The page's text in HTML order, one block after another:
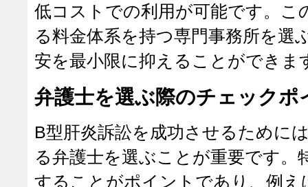
低コストでの利用が可能です。こ
る料金体系を持つ専門事務所を選
安を最小限に抑えることができま
弁護士を選ぶ際のチェックポ
B型肝炎訴訟を成功させるために
る弁護士を選ぶことが重要です。
することがポイントであり、例え